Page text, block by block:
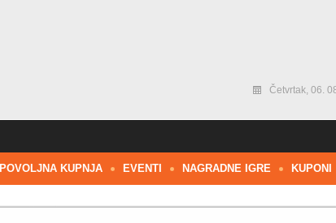
Četvrtak, 06.
POVOLJNA KUPNJA EVENTI NAGRADNE IGRE KUPONI